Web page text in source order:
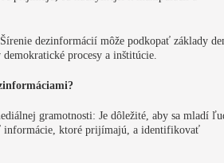
dezinformácií môže podkopať základy
procesy a inštitúcie.
gramotnosti: Je dôležité, aby sa mladí
ktoré prijímajú, a identifikovať